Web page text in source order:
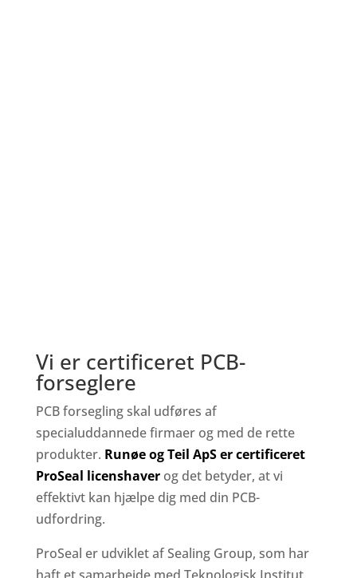
Vi er certificeret PCB-
forseglere
PCB forsegling skal udføres af
specialuddannede firmaer og med de rette
produkter. Runøe og Teil ApS er certificeret
ProSeal licenshaverog det betyder, at vi
effektivt kan hjælpe dig med din PCB-
udfordring.
ProSeal er udviklet af Sealing Group, som har